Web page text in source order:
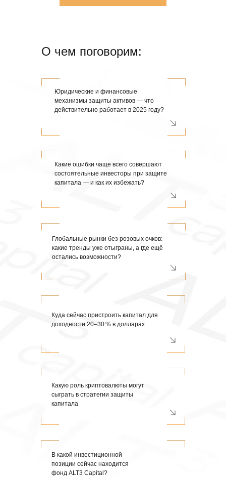
О чем поговорим:
Юридические и финансовые
механизмы защиты активов — что
действительно работает в 2025 году?
Какие ошибки чаще всего совершают
состоятельные инвесторы при защите
капитала — и как их избежать?
В какой инвестиционной
позиции сейчас находится
фонд ALT3 Capital?
Какую роль криптовалюты могут
сыграть в стратегии защиты
капитала
Глобальные рынки без розовых очков:
какие тренды уже отыграны, а где ещё
остались возможности?
Куда сейчас пристроить капитал для
доходности 20–30 % в долларах